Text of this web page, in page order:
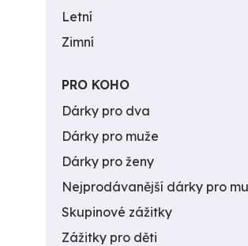
Letní
Zimní
PRO KOHO
Dárky pro dva
Dárky pro muže
Dárky pro ženy
Nejprodávanější dárky pro
Skupinové zážitky
Zážitky pro děti